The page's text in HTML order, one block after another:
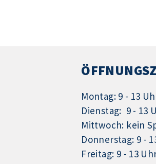
Montag: 9 - 13
Dienstag: 9 - 13
Mittwoch: kein
Donnerstag: 9 -
Freitag: 9 - 13